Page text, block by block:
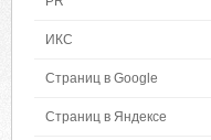
ИКС
Страниц в Google
Страниц в Яндексе